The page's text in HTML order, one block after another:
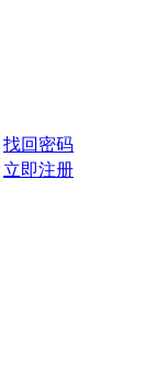
找回密码
立即注册